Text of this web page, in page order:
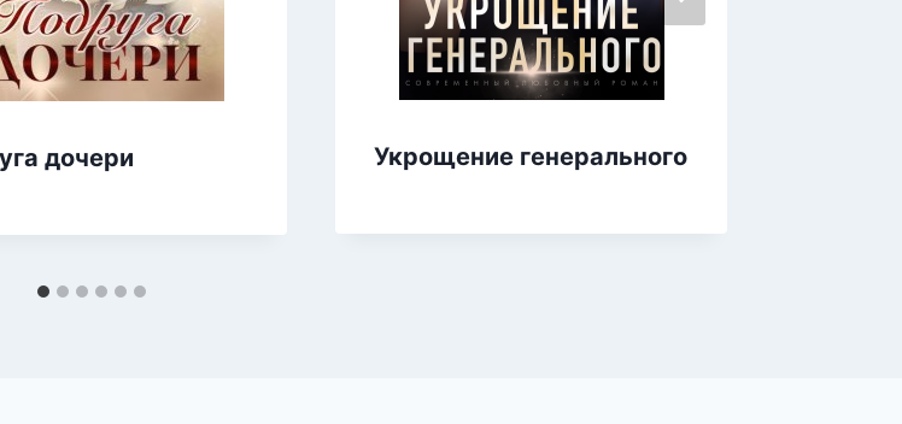
дочери Укрощение генерального